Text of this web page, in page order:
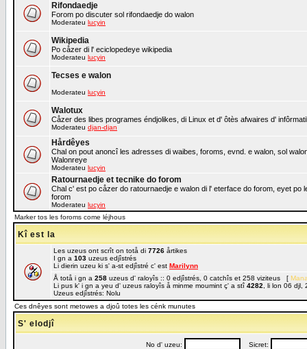
Rifondaedje
Forom po discuter sol rifondaedje do walon
Moderateu lucyin
Wikipedia
Po cåzer di l' eciclopedeye wikipedia
Moderateu lucyin
Tecses e walon
Moderateu lucyin
Walotux
Cåzer des libes programes éndjolikes, di Linux et d' ôtès afwaires d'
Moderateu djan-djan
Hårdêyes
Chal on pout anoncî les adresses di waibes, foroms, evnd. e walon, sol
Walonreye
Moderateu lucyin
Ratournaedje et tecnike do forom
Chal c' est po cåzer do ratournaedje e walon di l' eterface do forom, eyet
forom
Moderateu lucyin
Marker tos les foroms come léjhous
Kî est la
Les uzeus ont scrît on totå di 7726 årtikes
I gn a 103 uzeus edjîstrés
Li dierin uzeu ki s' a-st edjîstré c' est Marilynn
Å totå i gn a 258 uzeus d' raloyîs :: 0 edjîstrés, 0 catchîs et 258 viziteus [
Li pus k' i gn a yeu d' uzeus raloyîs å minme moumint ç' a stî 4282 , li lon 06
Uzeus edjîstrés: Nolu
Ces dnêyes sont metowes a djoû totes les cénk munutes
S' elodjî
No d' uzeu: Sicret: